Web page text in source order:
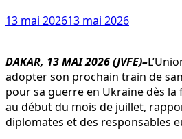
13 mai 202613 mai 2026
DAKAR, 13 MAI 2026 (JVFE)–
adopter son prochain train de
pour sa guerre en Ukraine dès
au début du mois de juillet,
diplomates et des responsables